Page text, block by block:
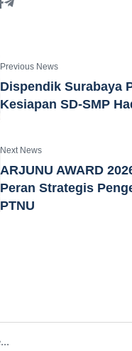
Previous News
Dispendik Surabaya
Kesiapan SD-SMP
Next News
ARJUNU AWARD
Peran Strategis
PTNU